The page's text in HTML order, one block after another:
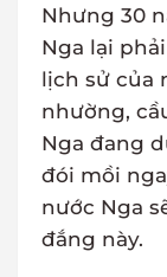
Nhưng 30
Nga lại
lịch sử của
nhường,
Nga đang
đói mồi
nước Nga
đắng này.